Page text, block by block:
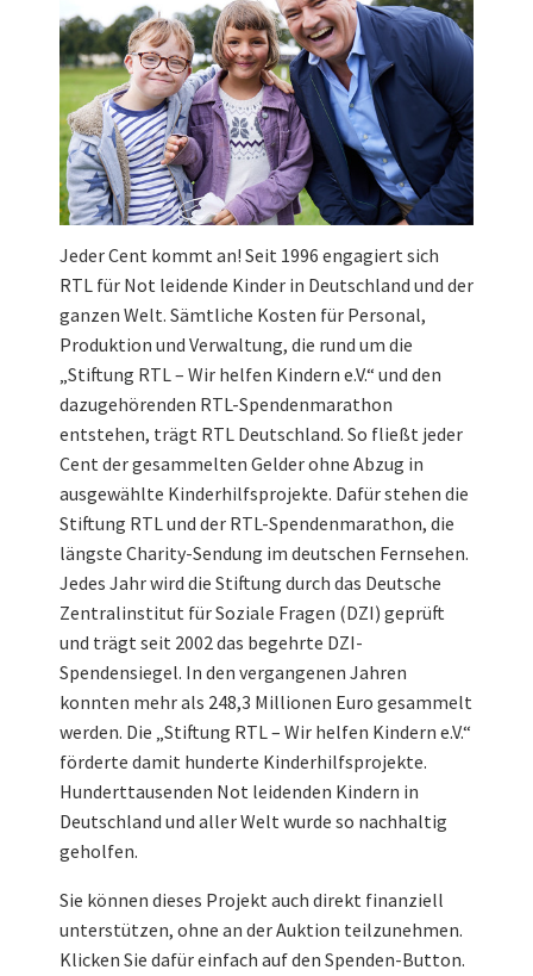
Jeder Cent kommt an! Seit 1996 engagiert sich
RTL für Not leidende Kinder in Deutschland und der
ganzen Welt. Sämtliche Kosten für Personal,
Produktion und Verwaltung, die rund um die
„Stiftung RTL – Wir helfen Kindern e.V.“ und den
dazugehörenden RTL-Spendenmarathon
entstehen, trägt RTL Deutschland. So fließt jeder
Cent der gesammelten Gelder ohne Abzug in
ausgewählte Kinderhilfsprojekte. Dafür stehen die
Stiftung RTL und der RTL-Spendenmarathon, die
längste Charity-Sendung im deutschen Fernsehen.
Jedes Jahr wird die Stiftung durch das Deutsche
Zentralinstitut für Soziale Fragen (DZI) geprüft
und trägt seit 2002 das begehrte DZI-
Spendensiegel. In den vergangenen Jahren
konnten mehr als 248,3 Millionen Euro gesammelt
werden. Die „Stiftung RTL – Wir helfen Kindern e.V.“
förderte damit hunderte Kinderhilfsprojekte.
Hunderttausenden Not leidenden Kindern in
Deutschland und aller Welt wurde so nachhaltig
geholfen.
Sie können dieses Projekt auch direkt finanziell
unterstützen, ohne an der Auktion teilzunehmen.
Klicken Sie dafür einfach auf den Spenden-Button.